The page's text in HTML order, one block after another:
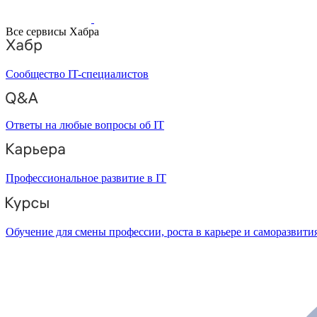
Все сервисы Хабра
Сообщество IT-специалистов
Ответы на любые вопросы об IT
Профессиональное развитие в IT
Обучение для смены профессии, роста в карьере и